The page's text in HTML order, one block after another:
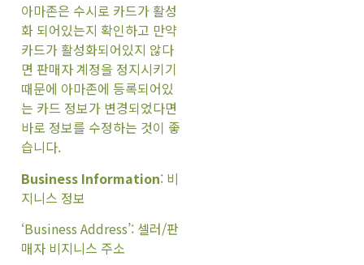
아마존은 수시로 카드가 활성
화 되어있는지 확인하고 만약
카드가 활성화되어있지 않다
면 판매자 계정을 정지시키기
때문에 아마존에 등록되어있
는 카드 정보가 변경되었다면
바로 정보를 수정하는 것이 좋
습니다.
Business Information: 비
지니스 정보
‘Business Address’: 셀러/판
매자 비지니스 주소